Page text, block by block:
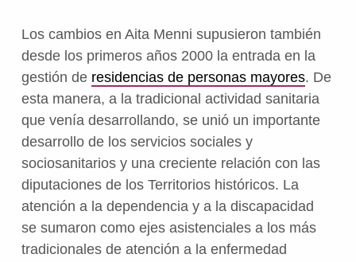
Los cambios en Aita Menni supusieron también
desde los primeros años 2000 la entrada en la
gestión de residencias de personas mayores. De
esta manera, a la tradicional actividad sanitaria
que venía desarrollando, se unió un importante
desarrollo de los servicios sociales y
sociosanitarios y una creciente relación con las
diputaciones de los Territorios históricos. La
atención a la dependencia y a la discapacidad
se sumaron como ejes asistenciales a los más
tradicionales de atención a la enfermedad